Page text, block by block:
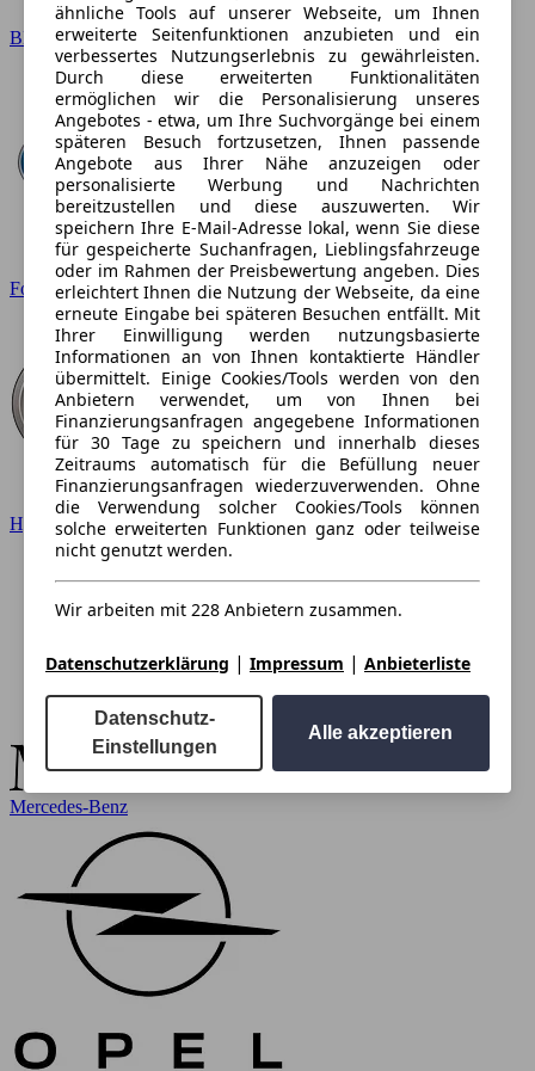
BMW
Ford
Hyundai
Mercedes-Benz
ähnliche Tools auf unserer Webseite, um Ihnen
erweiterte Seitenfunktionen anzubieten und ein
verbessertes Nutzungserlebnis zu gewährleisten.
Durch diese erweiterten Funktionalitäten
ermöglichen wir die Personalisierung unseres
Angebotes - etwa, um Ihre Suchvorgänge bei einem
späteren Besuch fortzusetzen, Ihnen passende
Angebote aus Ihrer Nähe anzuzeigen oder
personalisierte Werbung und Nachrichten
bereitzustellen und diese auszuwerten. Wir
speichern Ihre E-Mail-Adresse lokal, wenn Sie diese
für gespeicherte Suchanfragen, Lieblingsfahrzeuge
oder im Rahmen der Preisbewertung angeben. Dies
erleichtert Ihnen die Nutzung der Webseite, da eine
erneute Eingabe bei späteren Besuchen entfällt. Mit
Ihrer Einwilligung werden nutzungsbasierte
Informationen an von Ihnen kontaktierte Händler
übermittelt. Einige Cookies/Tools werden von den
Anbietern verwendet, um von Ihnen bei
Finanzierungsanfragen angegebene Informationen
für 30 Tage zu speichern und innerhalb dieses
Zeitraums automatisch für die Befüllung neuer
Finanzierungsanfragen wiederzuverwenden. Ohne
die Verwendung solcher Cookies/Tools können
solche erweiterten Funktionen ganz oder teilweise
nicht genutzt werden.
Wir arbeiten mit 228 Anbietern zusammen.
Datenschutzerklärung | Impressum | Anbieterliste
Datenschutz-
Einstellungen
Alle akzeptieren